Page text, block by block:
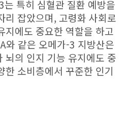
특히 심혈관 질환 예방을
리 잡았으며, 고령화 사회로
지에도 중요한 역할을 하고
와 같은 오메가-3 지방산은
뇌의 인지 기능 유지에도 중
한 소비층에서 꾸준한 인기